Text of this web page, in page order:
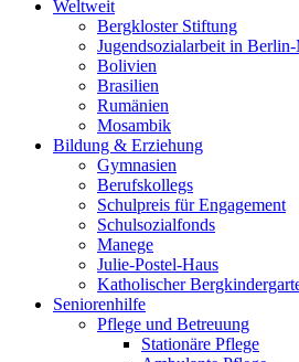
Weltweit
Bergkloster Stiftung
Jugendsozialarbeit in
Bolivien
Brasilien
Rumänien
Mosambik
Bildung & Erziehung
Gymnasien
Berufskollegs
Schulpreis für Engagement
Schulsozialfonds
Manege
Julie-Postel-Haus
Katholischer
Seniorenhilfe
Pflege und Betreuung
Stationäre Pflege